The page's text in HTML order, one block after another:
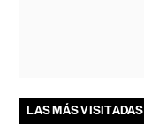
LAS MÁS VISITADAS